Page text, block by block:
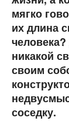
мягко
их длина
никакой
своим
соседку.